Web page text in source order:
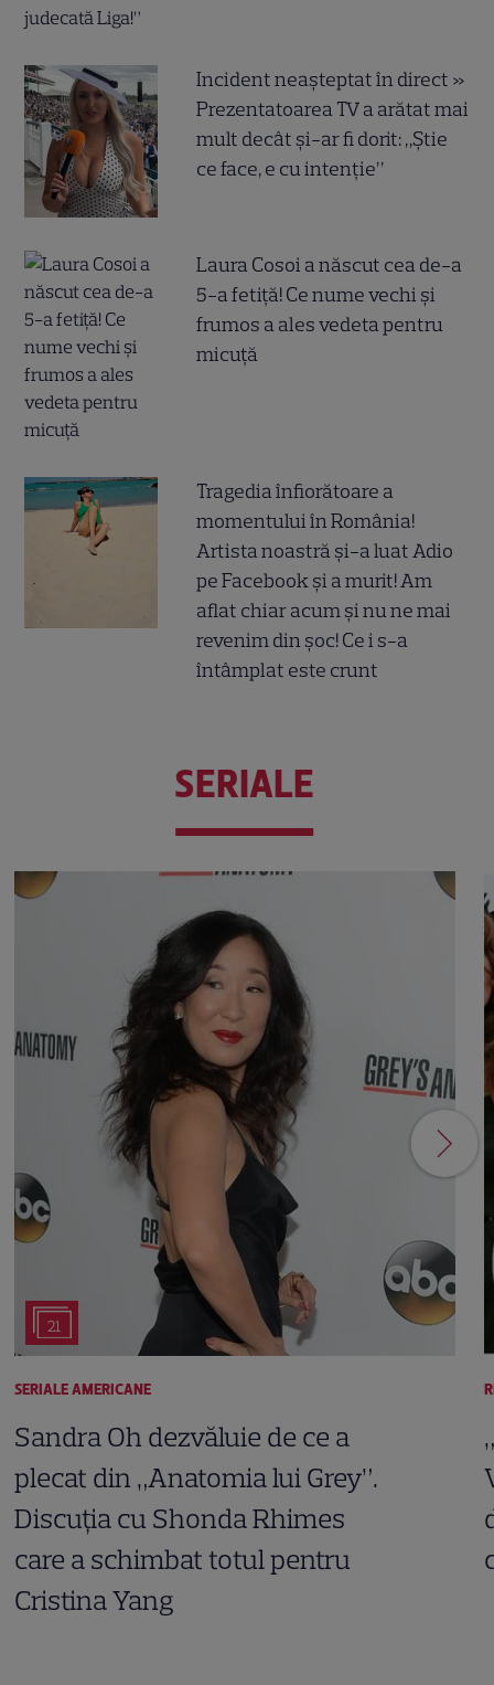
Incident neașteptat în direct »
Prezentatoarea TV a arătat mai
mult decât și-ar fi dorit: „Știe
ce face, e cu intenție”
Laura Cosoi a născut cea de-a
5-a fetiță! Ce nume vechi și
frumos a ales vedeta pentru
micuță
Tragedia înfiorătoare a
momentului în România!
Artista noastră și-a luat Adio
pe Facebook și a murit! Am
aflat chiar acum și nu ne mai
revenim din șoc! Ce i s-a
întâmplat este crunt
SERIALE
21
SERIALE AMERICANE
Sandra Oh dezvăluie de ce a
plecat din „Anatomia lui Grey”.
Discuția cu Shonda Rhimes
care a schimbat totul pentru
Cristina Yang